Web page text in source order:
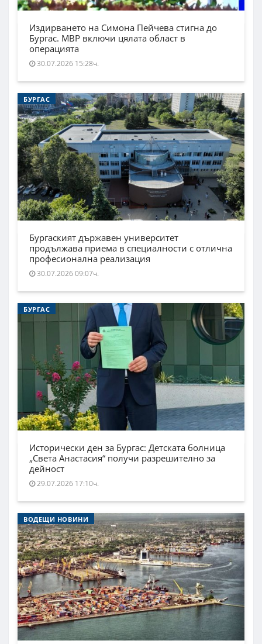
Издирването на Симона Пейчева стигна до
Бургас. МВР включи цялата област в
операцията
30.07.2026 15:28ч.
БУРГАС
Бургаският държавен университет
продължава приема в специалности с отлична
професионална реализация
30.07.2026 09:07ч.
БУРГАС
Исторически ден за Бургас: Детската болница
„Света Анастасия“ получи разрешително за
дейност
29.07.2026 17:10ч.
ВОДЕЩИ НОВИНИ